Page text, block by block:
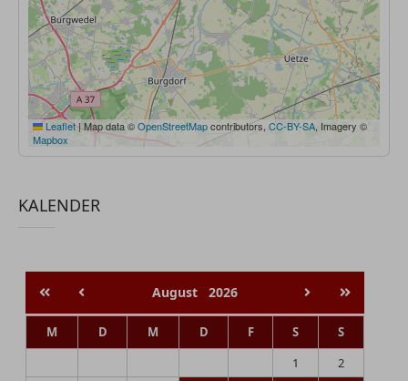
Leaflet|Map data ©OpenStreetMapcontributors, CC-BY-SA, Imagery ©
Mapbox
KALENDER
August 2026
M D M D F S
S
1
2